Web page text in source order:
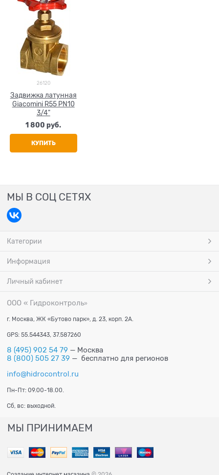
26120
Задвижка латунная
Giacomini R55 PN10
3/4"
1 800 руб.
КУПИТЬ
МЫ В СОЦ СЕТЯХ
Категории
Информация
Личный кабинет
ООО « Гидроконтроль»
г. Москва, ЖК «Бутово парк», д. 23, корп. 2А.
GPS: 55.544343, 37.587260
8 (495) 902 54 79 — Москва
8 (800) 505 27 39 — бесплатно для регионов
info@hidrocontrol.ru
Пн-Пт: 09.00-18.00.
Сб, вс: выходной.
МЫ ПРИНИМАЕМ